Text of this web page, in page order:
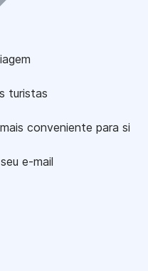
turistas
conveniente para si
e-mail